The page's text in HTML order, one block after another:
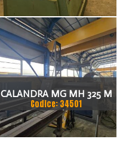
CALANDRA MG MH 325 M
3000X20/25MM
Codice: 34501